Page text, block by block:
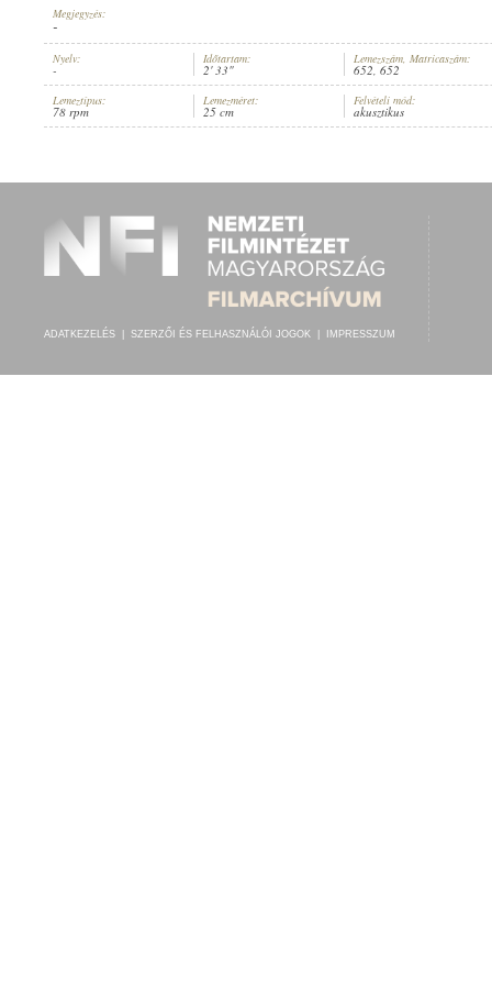
ELŐADÓ:A MAGYAR POSTA- ÉS TÁVÍRDA ALTISZTEK ÉS SZOLGÁK ORSZÁGOS
Megjegyzés:
-
Nyelv:
-
Időtartam:
2' 33"
Lemezszám, Matricaszám:
652, 652
Lemeztípus:
78 rpm
Lemezméret:
25 cm
Felvételi mód:
akusztikus
ADATKEZELÉS SZERZŐI ÉS FELHASZNÁLÓI JOGOK IMPRESSZUM